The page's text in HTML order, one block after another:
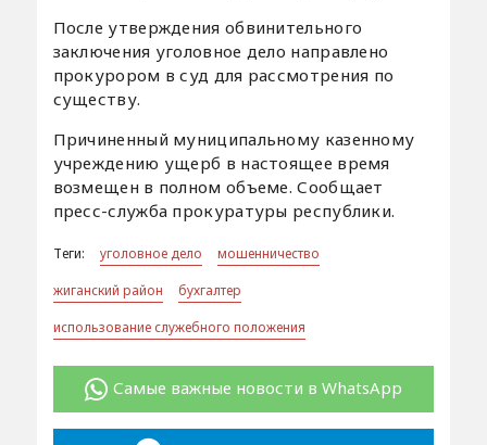
После утверждения обвинительного
заключения уголовное дело направлено
прокурором в суд для рассмотрения по
существу.
Причиненный муниципальному казенному
учреждению ущерб в настоящее время
возмещен в полном объеме. Сообщает
пресс-служба прокуратуры республики.
Теги: уголовное дело
мошенничество
жиганский район
бухгалтер
использование служебного положения
Самые важные новости в WhatsApp